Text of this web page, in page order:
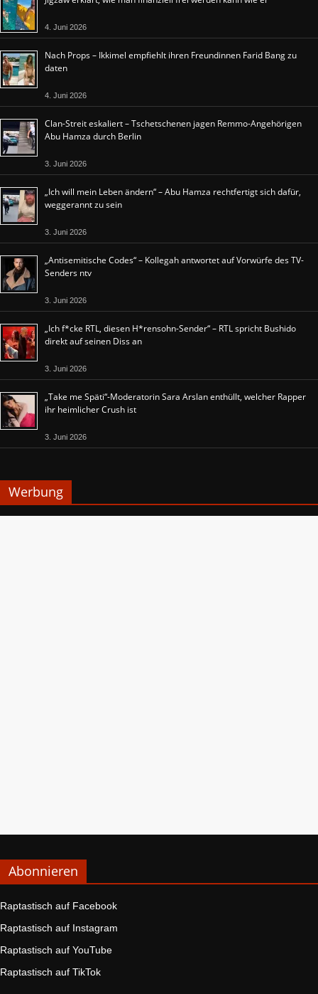
4. Juni 2026
Nach Props – Ikkimel empfiehlt ihren Freundinnen Farid Bang zu
daten
4. Juni 2026
Clan-Streit eskaliert – Tschetschenen jagen Remmo-Angehörigen
Abu Hamza durch Berlin
3. Juni 2026
„Ich will mein Leben ändern“ – Abu Hamza rechtfertigt sich dafür,
weggerannt zu sein
3. Juni 2026
„Antisemitische Codes“ – Kollegah antwortet auf Vorwürfe des TV-
Senders ntv
3. Juni 2026
„Ich f*cke RTL, diesen H*rensohn-Sender“ – RTL spricht Bushido
direkt auf seinen Diss an
3. Juni 2026
„Take me Späti“-Moderatorin Sara Arslan enthüllt, welcher Rapper
ihr heimlicher Crush ist
3. Juni 2026
Werbung
Abonnieren
Raptastisch auf Facebook
Raptastisch auf Instagram
Raptastisch auf YouTube
Raptastisch auf TikTok